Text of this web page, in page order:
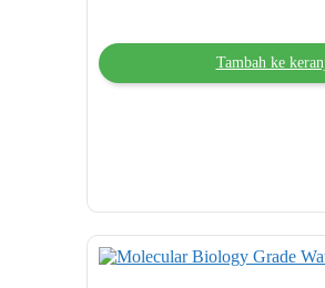
Tambah ke